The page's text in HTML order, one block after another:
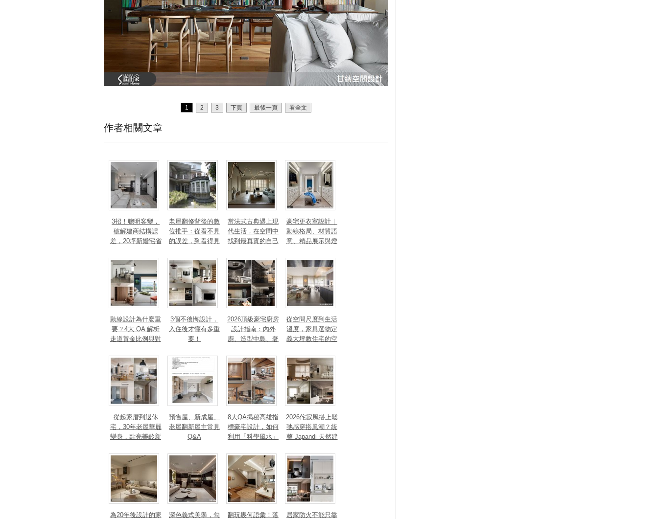
1 2 3 下頁 最後一頁 看全文
作者相關文章
3招！聰明客變，
破解建商結構誤
差，20坪新婚宅省
錢
老屋翻修背後的數
位推手：從看不見
的誤差，到看得見
當法式古典遇上現
代生活，在空間中
找到最真實的自己
豪宅更衣室設計｜
動線格局、材質語
意、精品展示與燈
打造高訂生活儀式
動線設計為什麼重
要？4大 QA 解析
走道黃金比例與對
3個不後悔設計，
入住後才懂有多重
要！
2026頂級豪宅廚房
設計指南：內外
廚、造型中島、奢
讓廚房從空間配角
變主角！
從空間尺度到生活
溫度，家具選物定
義大坪數住宅的空
從起家厝到退休
宅，30年老屋華麗
變身，點亮樂齡新
法、英指標設計大
獎！
預售屋、新成屋、
老屋翻新屋主常見
Q&A
8大QA揭秘高雄指
標豪宅設計，如何
利用「科學風水」
量磁場？
2026侘寂風搭上鬆
弛感穿搭風潮？統
整 Japandi 天然建
有風靡全球的軟裝
家具推薦
為20年後設計的家 深色義式美學，勾 翻玩幾何語彙！落 居家防火不能只靠